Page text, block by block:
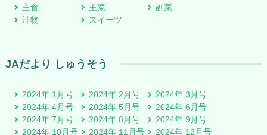
主食 主菜
副菜
汁物
スイーツ
JAだより しゅうそう
2024年 1月号 2024年 2月号
2024年 3月号
2024年 4月号
2024年 5月号
2024年 6月号
2024年 7月号
2024年 8月号
2024年 9月号
2024年 10月号
2024年 11月号
2024年 12月号